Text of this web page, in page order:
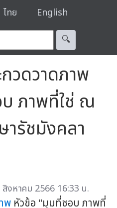
ไทย English
🔍︎
วดวาดภาพ
ภาพที่ใช่ ณ
รัชมังคลา
งหาคม 2566 16:33 น.
พ หัวข้อ "มุมที่ชอบ ภาพที่